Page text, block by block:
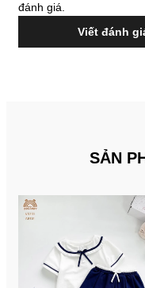
đánh giá.
Viết đánh
SẢN